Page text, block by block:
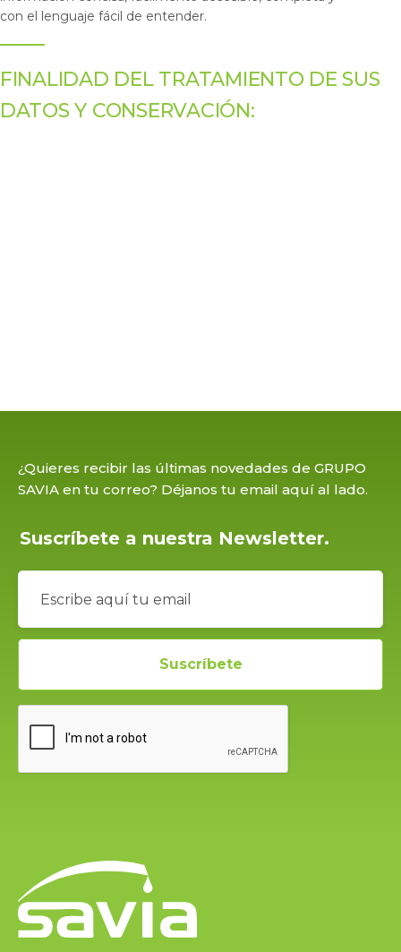
con el lenguaje fácil de entender.
FINALIDAD DEL TRATAMIENTO DE SUS
DATOS Y CONSERVACIÓN:
¿Quieres recibir las últimas novedades de GRUPO
SAVIA en tu correo? Déjanos tu email aquí al lado.
Suscríbete a nuestra Newsletter.